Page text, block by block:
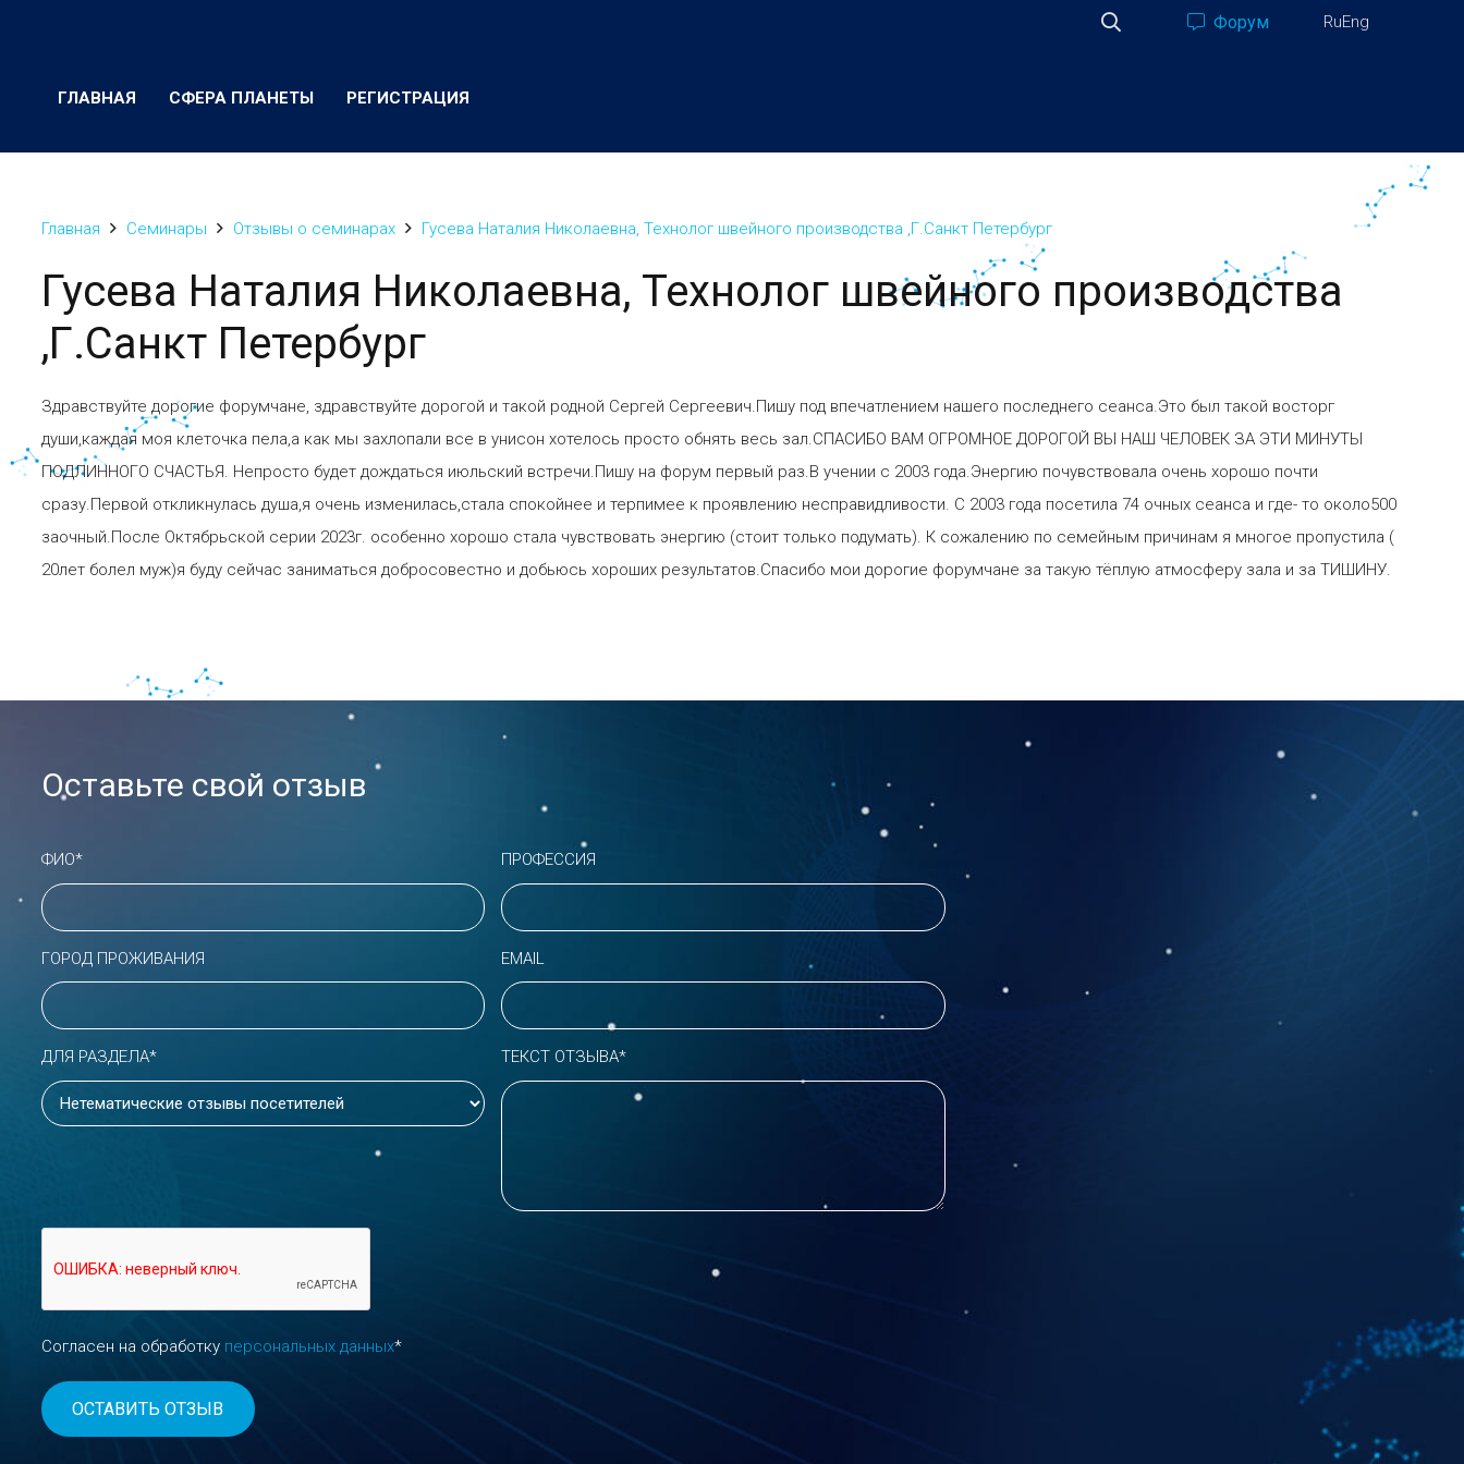
Форум RuEng
ГЛАВНАЯ СФЕРА ПЛАНЕТЫ РЕГИСТРАЦИЯ
Главная Семинары Отзывы о семинарах Гусева Наталия Николаевна, Технолог швейного производства ,Г.Санкт Петербург
Гусева Наталия Николаевна, Технолог швейного производства
,Г.Санкт Петербург
Здравствуйте дорогие форумчане, здравствуйте дорогой и такой родной Сергей Сергеевич.Пишу под впечатлением нашего последнего сеанса.Это был такой восторг
души,каждая моя клеточка пела,а как мы захлопали все в унисон хотелось просто обнять весь зал.СПАСИБО ВАМ ОГРОМНОЕ ДОРОГОЙ ВЫ НАШ ЧЕЛОВЕК ЗА ЭТИ МИНУТЫ
ПОДЛИННОГО СЧАСТЬЯ. Непросто будет дождаться июльский встречи.Пишу на форум первый раз.В учении с 2003 года.Энергию почувствовала очень хорошо почти
сразу.Первой откликнулась душа,я очень изменилась,стала спокойнее и терпимее к проявлению несправидливости. С 2003 года посетила 74 очных сеанса и где- то около500
заочный.После Октябрьской серии 2023г. особенно хорошо стала чувствовать энергию (стоит только подумать). К сожалению по семейным причинам я многое пропустила (
20лет болел муж)я буду сейчас заниматься добросовестно и добьюсь хороших результатов.Спасибо мои дорогие форумчане за такую тёплую атмосферу зала и за ТИШИНУ.
Оставьте свой отзыв
ФИО* ПРОФЕССИЯ
ГОРОД ПРОЖИВАНИЯ EMAIL
ДЛЯ РАЗДЕЛА* ТЕКСТ ОТЗЫВА*
Согласен на обработку персональных данных*